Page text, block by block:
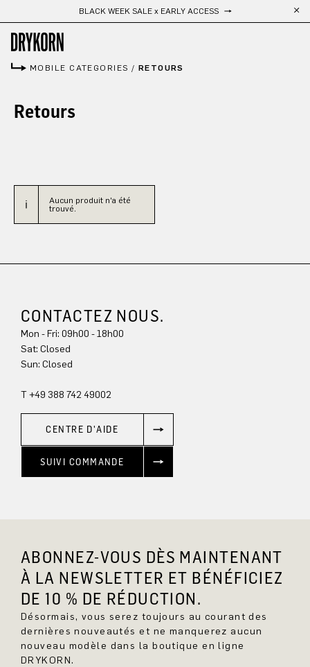
Passer au contenu principalBLACK WEEK SALE x EARLY ACCESS
MOBILE CATEGORIES / RETOURS
Retours
Aucun produit n'a été
trouvé.
CONTACTEZ NOUS.
Mon - Fri: 09h00 - 18h00
Sat: Closed
Sun: Closed
T +49 388 742 49002
CENTRE D'AIDE
SUIVI COMMANDE
ABONNEZ-VOUS DÈS MAINTENANT
À LA NEWSLETTER ET BÉNÉFICIEZ
DE 10 % DE RÉDUCTION.
Désormais, vous serez toujours au courant des
dernières nouveautés et ne manquerez aucun
nouveau modèle dans la boutique en ligne
DRYKORN.